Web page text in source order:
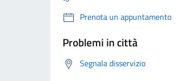
Prenota un appuntamento
Problemi in città
Segnala disservizio